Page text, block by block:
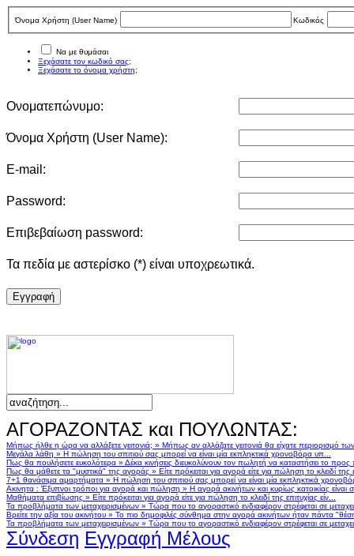
Όνομα Χρήστη (User Νame) Κωδικός
Να με θυμάσαι
Ξεχάσατε τον κωδικό σας;
Ξεχάσατε το όνομα χρήστη;
Ονοματεπώνυμο:
Όνομα Χρήστη (User Νame):
E-mail:
Password:
Επιβεβαίωση password:
Τα πεδία με αστερίσκο (*) είναι υποχρεωτικά.
Eγγραφή
ΑΓΟΡΑΖΟΝΤΑΣ και ΠΟΥΛΩΝΤΑΣ:
Μήπως ήλθε η ώρα να αλλάξετε γειτονιά; » Μήπως αν αλλάζατε γειτονιά θα είχατε περιορισμό
Μεγάλα λάθη » Η πώληση του σπιτιού σας μπορεί να είναι μία εκπληκτικά χρονοβόρα υπ...
Πως θα πουλήσετε ευκολότερα » Δέκα κινήσεις διευκολύνουν τον πωλητή να καταστήσει το
Πως θα μάθετε τα "μυστικά" της αγοράς » Είτε πρόκειται για αγορά είτε για πώληση το κλειδί της
7+1 θανάσιμα αμαρτήματα » Η πώληση του σπιτιού σας μπορεί να είναι μία εκπληκτικά
Ακινητα : Έξυπνοι τρόποι για αγορά και πώληση » Η αγορά ακινήτων και κυρίως κατοικίας
Μαθήματα επιβίωσης » Είτε πρόκειται για αγορά είτε για πώληση το κλειδί της επιτυχίας είν...
Τα προβλήματα των μεταχειρισμένων » Τώρα που το αγοραστικό ενδιαφέρον στρέφεται σε
Βρείτε την αξία του ακινήτου » Το πιο δημοφιλές σύνθημα στην αγορά ακινήτων ήταν πάντα
Τα προβλήματα των μεταχειρισμένων » Τώρα που το αγοραστικό ενδιαφέρον στρέφεται σε
Σύνδεση Εγγραφή Μέλους